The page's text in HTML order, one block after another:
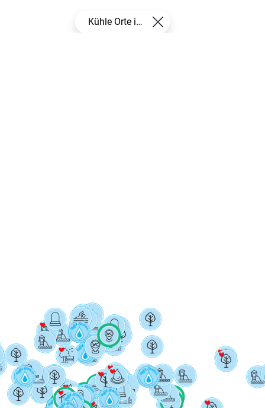
Kühle Orte in der Stadt Hamm